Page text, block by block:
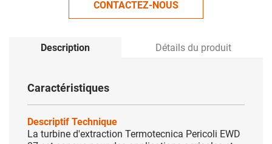
CONTACTEZ-NOUS
Description Détails du produit
Caractéristiques
Descriptif Technique
La turbine d'extraction Termotecnica Pericoli EWD